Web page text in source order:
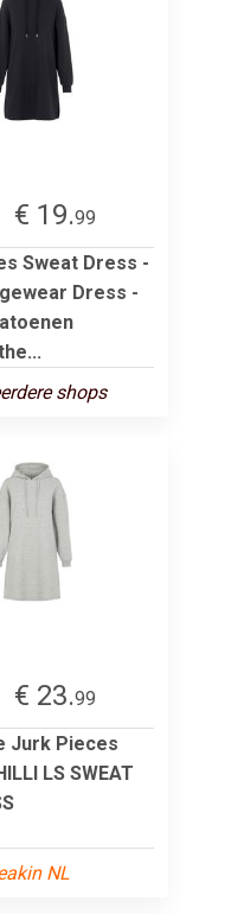
€ 19.99
Sweat Dress -
Dress -
shops
€ 23.99
Jurk Pieces
LS SWEAT
NL